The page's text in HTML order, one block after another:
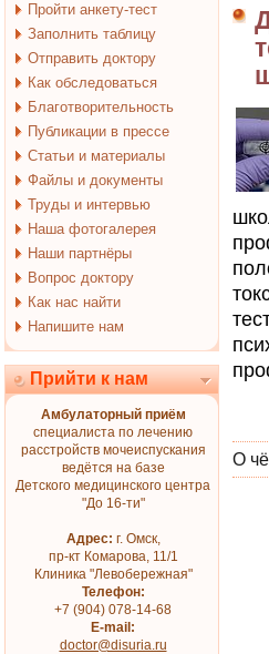
Пройти анкету-тест
Заполнить таблицу
Отправить доктору
Как обследоваться
Благотворительность
Публикации в прессе
Статьи и материалы
Файлы и документы
Труды и интервью
Наша фотогалерея
Наши партнёры
Вопрос доктору
Как нас найти
Напишите нам
Прийти к нам
Амбулаторный приём
специалиста по лечению
расстройств мочеиспускания
ведётся на базе
Детского медицинского центра
"До 16-ти"
Адрес: г. Омск,
пр-кт Комарова, 11/1
Клиника "Левобережная"
Телефон:
+7 (904) 078-14-68
E-mail:
doctor@disuria.ru
О